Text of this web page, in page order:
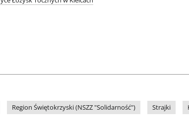
Region Świętokrzyski (NSZZ "Solidarność") Strajki